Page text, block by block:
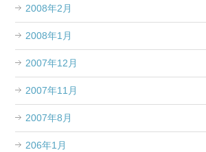
2008年2月
2008年1月
2007年12月
2007年11月
2007年8月
206年1月